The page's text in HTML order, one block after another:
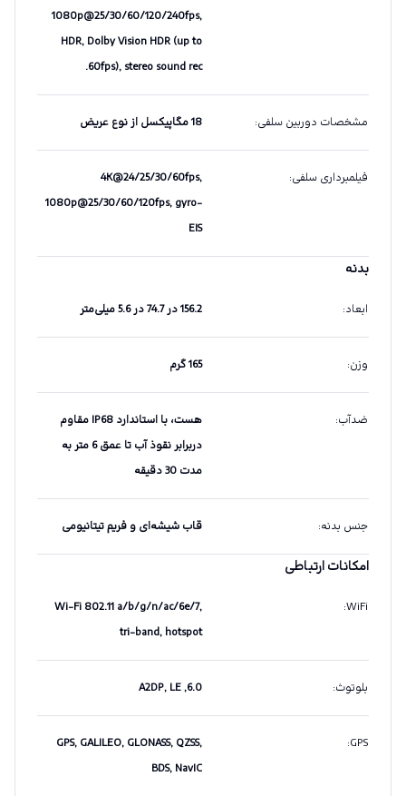
1080p@25/30/60/120/240fps,
HDR, Dolby Vision HDR (up to
60fps), stereo sound rec.
مشخصات دوربین سلفی: 18 مگاپیکسل از نوع عریض
فیلمبرداری سلفی:
4K@24/25/30/60fps,
1080p@25/30/60/120fps, gyro-
EIS
بدنه
ابعاد: 156.2 در 74.7 در 5.6 میلی‌متر
وزن: 165 گرم
ضدآب:
هست، با استاندارد IP68 مقاوم
دربرابر نقوذ آب تا عمق 6 متر به
مدت 30 دقیقه
جنس بدنه: قاب شیشه‌ای و فریم تیتانیومی
امکانات ارتباطی
WiFi
:
Wi-Fi 802.11 a/b/g/n/ac/6e/7,
tri-band, hotspot
بلوتوث:
6.0, A2DP, LE
GPS
:
GPS, GALILEO, GLONASS, QZSS,
BDS, NavIC